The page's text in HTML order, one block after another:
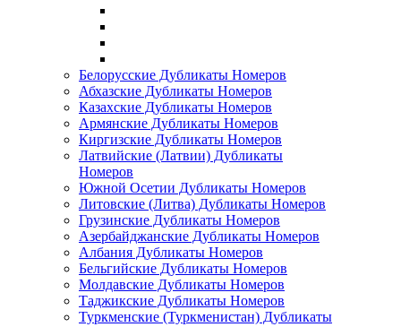
Белорусские Дубликаты Номеров
Абхазские Дубликаты Номеров
Казахские Дубликаты Номеров
Армянские Дубликаты Номеров
Киргизские Дубликаты Номеров
Латвийские (Латвии) Дубликаты
Номеров
Южной Осетии Дубликаты Номеров
Литовские (Литва) Дубликаты Номеров
Грузинские Дубликаты Номеров
Азербайджанские Дубликаты Номеров
Албания Дубликаты Номеров
Бельгийские Дубликаты Номеров
Молдавские Дубликаты Номеров
Таджикские Дубликаты Номеров
Туркменские (Туркменистан) Дубликаты